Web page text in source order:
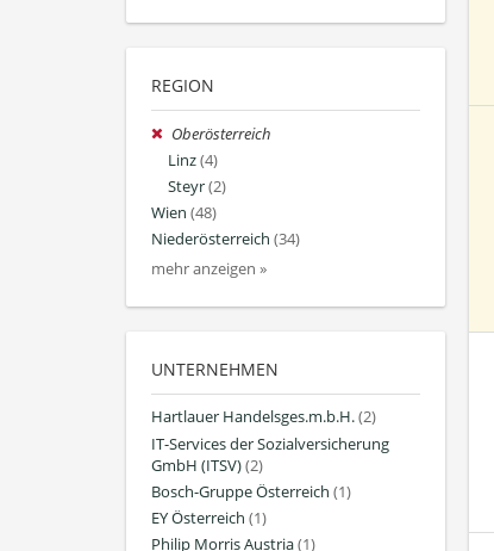
REGION
Oberösterreich
Linz(4)
Steyr(2)
Wien (48)
Niederösterreich (34)
mehr anzeigen »
UNTERNEHMEN
Hartlauer Handelsges.m.b.H.(2)
IT-Services der Sozialversicherung
GmbH (ITSV)(2)
Bosch-Gruppe Österreich (1)
EY Österreich (1)
Philip Morris Austria(1)